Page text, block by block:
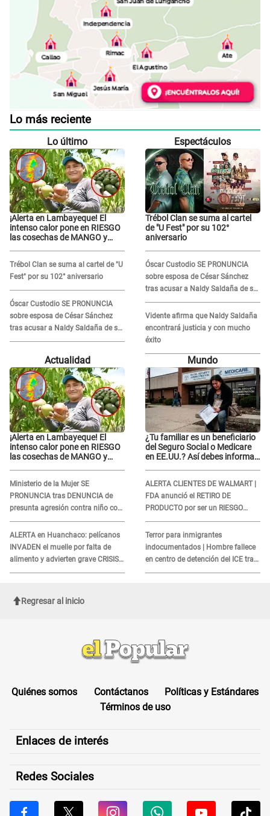
Lo más reciente
Lo último
¡Alerta en Lambayeque! El
intenso calor pone en RIESGO
las cosechas de MANGO y
Trébol Clan se suma al cartel de "U
Fest" por su 102° aniversario
Óscar Custodio SE PRONUNCIA
sobre esposa de César Sánchez
tras acusar a Naldy Saldaña de ser
PAREJA del músico: "Lo dejo en
Espectáculos
Trébol Clan se suma al cartel
de "U Fest" por su 102°
aniversario
Óscar Custodio SE PRONUNCIA
sobre esposa de César Sánchez
tras acusar a Naldy Saldaña de ser
PAREJA del músico: "Lo dejo en
manos de la justicia"
Vidente afirma que Naldy Saldaña
encontrará justicia y con mucho
éxito
Actualidad
¡Alerta en Lambayeque! El
intenso calor pone en RIESGO
las cosechas de MANGO y
Ministerio de la Mujer SE
PRONUNCIA tras DENUNCIA de
presunta agresión contra niño con
autismo en Surco
ALERTA en Huanchaco: pelícanos
INVADEN el muelle por falta de
alimento y advierten grave CRISIS
en el mar
Mundo
¿Tu familiar es un beneficiario
del Seguro Social o Medicare
en EE.UU.? Así debes informar
ALERTA CLIENTES DE WALMART |
FDA anunció el RETIRO DE
PRODUCTO por ser un RIESGO
MORTAL para consumidores: ¿Cuál
es?
Terror para inmigrantes
indocumentados | Hombre fallece
en centro de detención del ICE tras
sufrir una "emergencia médica"
Regresar al inicio
Quiénes somos Contáctanos
Políticas y Estándares
Términos de uso
Enlaces de interés
Redes Sociales